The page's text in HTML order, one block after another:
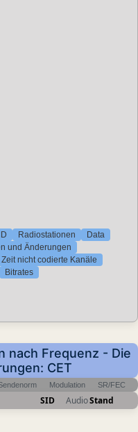
Radiostationen
Data
und Änderungen
Zeit nicht codierte Kanäle
Bitrates
nach Frequenz - Die
CET
Modulation SR/FEC
SID AudioStand